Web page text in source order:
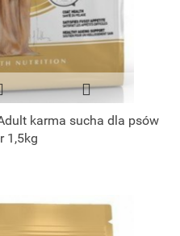
karma sucha dla psów
1,5kg